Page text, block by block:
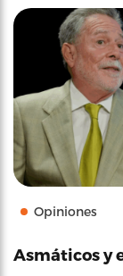
Opiniones
Asmáticos y